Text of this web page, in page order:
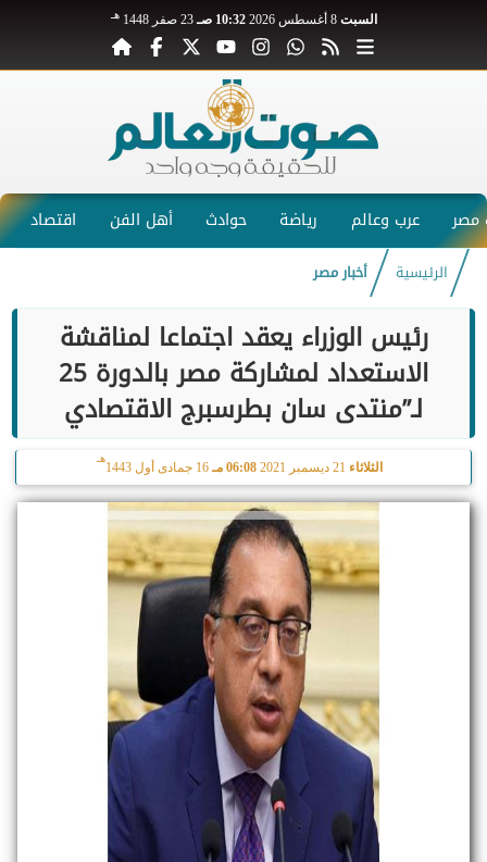
السبت 8 أغسطس 2026 10:32 صـ 23 صفر 1448 هـ
عرب وعالم رياضة حوادث أهل الفن اقتصاد
الرئيسية أخبار مصر
رئيس الوزراء يعقد اجتماعا لمناقشة
الاستعداد لمشاركة مصر بالدورة 25
لـ”منتدى سان بطرسبرج الاقتصادي
الثلاثاء 06:08 مـ 16 جمادى أول 1443
هـ